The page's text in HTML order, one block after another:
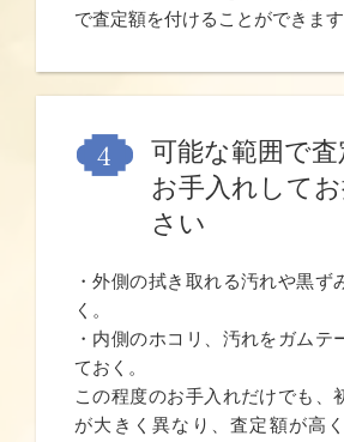
で査定額を付けることができます
可能な範囲で査
お手入れして
さい
・外側の拭き取れる汚れや黒ず
く。
・内側のホコリ、汚れをガムテ
ておく。
この程度のお手入れだけでも、
が大きく異なり、査定額が高